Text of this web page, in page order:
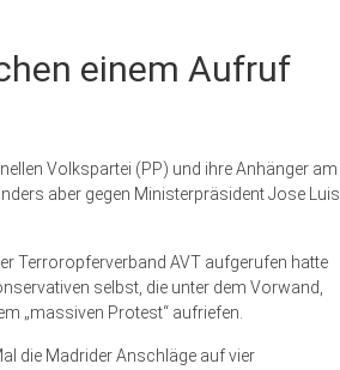
einem Aufruf
Volkspartei (PP) und ihre Anhänger am
aber gegen Ministerpräsident Jose Luis
Terroropferverband AVT aufgerufen hatte
selbst, die unter dem Vorwand,
„massiven Protest“ aufriefen.
die Madrider Anschläge auf vier